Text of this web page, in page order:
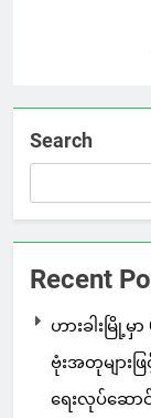
Search
Recent
ဟားခါးမြို့မှ
ဗုံးအတုမျာ
ရေးလုပ်ဆောင်